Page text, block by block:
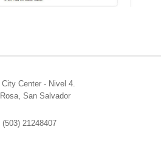
Center - Nivel 4.
San Salvador
(503) 21248407